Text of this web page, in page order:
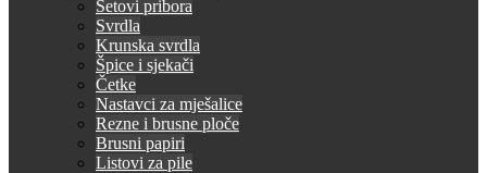
Setovi pribora
Svrdla
Krunska svrdla
Špice i sjekači
Četke
Nastavci za mješalice
Rezne i brusne ploče
Brusni papiri
Listovi za pile